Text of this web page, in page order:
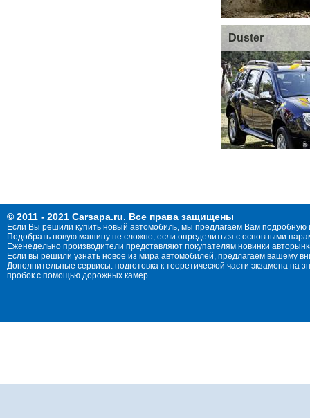
Duster
© 2011 - 2021 Carsapa.ru. Все права защищены
Если Вы решили купить новый автомобиль, мы предлагаем Вам
Подобрать новую машину не сложно, если определиться с основными
Еженедельно производители представляют покупателям новинки
Если вы решили узнать новое из мира автомобилей, предлагаем вашему
Дополнительные сервисы: подготовка к теоретической части экзамена
пробок с помощью дорожных камер.